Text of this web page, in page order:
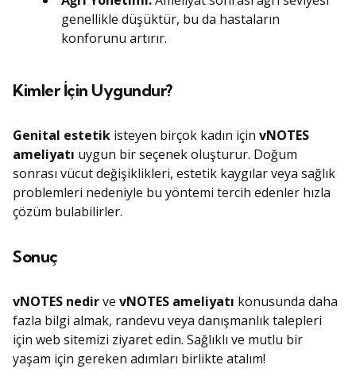
genellikle düşüktür, bu da hastaların
konforunu artırır.
Kimler İçin Uygundur?
Genital estetik isteyen birçok kadın için vNOTES
ameliyatı uygun bir seçenek oluşturur. Doğum
sonrası vücut değişiklikleri, estetik kaygılar veya sağlık
problemleri nedeniyle bu yöntemi tercih edenler hızla
çözüm bulabilirler.
Sonuç
vNOTES nedirve vNOTES ameliyatı konusunda daha
fazla bilgi almak, randevu veya danışmanlık talepleri
için web sitemizi ziyaret edin. Sağlıklı ve mutlu bir
yaşam için gereken adımları birlikte atalım!